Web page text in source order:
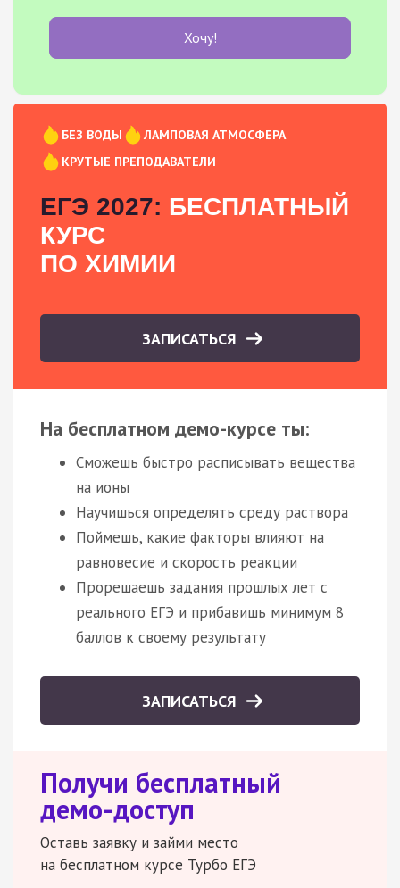
Хочу!
БЕЗ ВОДЫ
ЛАМПОВАЯ АТМОСФЕРА
КРУТЫЕ ПРЕПОДАВАТЕЛИ
ЕГЭ 2027: БЕСПЛАТНЫЙ
КУРС
ПО ХИМИИ
ЗАПИСАТЬСЯ
На бесплатном демо-курсе ты:
Сможешь быстро расписывать вещества
на ионы
Научишься определять среду раствора
Поймешь, какие факторы влияют на
равновесие и скорость реакции
Прорешаешь задания прошлых лет с
реального ЕГЭ и прибавишь минимум 8
баллов к своему результату
ЗАПИСАТЬСЯ
Получи бесплатный
демо-доступ
Оставь заявку и займи место
на бесплатном курсе Турбо ЕГЭ